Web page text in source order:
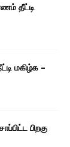
தீட்டி
மகிழ்க –
பிறகு